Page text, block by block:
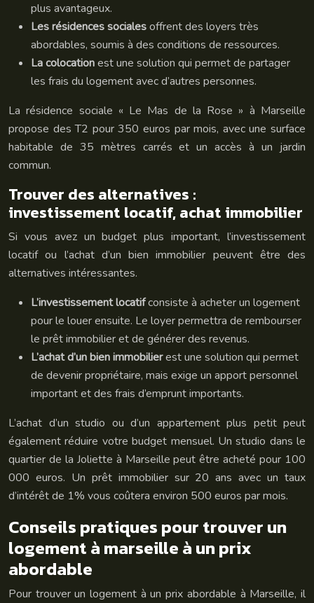
plus avantageux.
Les résidences socialesoffrent des loyers très
abordables, soumis à des conditions de ressources.
La colocationest une solution qui permet de partager
les frais du logement avec d’autres personnes.
La résidence sociale « Le Mas de la Rose » à Marseille
propose des T2 pour 350 euros par mois, avec une surface
habitable de 35 mètres carrés et un accès à un jardin
commun.
Trouver des alternatives :
investissement locatif, achat immobilier
Si vous avez un budget plus important, l’investissement
locatif ou l’achat d’un bien immobilier peuvent être des
alternatives intéressantes.
L’investissement locatifconsiste à acheter un logement
pour le louer ensuite. Le loyer permettra de rembourser
le prêt immobilier et de générer des revenus.
L’achat d’un bien immobilierest une solution qui permet
de devenir propriétaire, mais exige un apport personnel
important et des frais d’emprunt importants.
L’achat d’un studio ou d’un appartement plus petit peut
également réduire votre budget mensuel. Un studio dans le
quartier de la Joliette à Marseille peut être acheté pour 100
000 euros. Un prêt immobilier sur 20 ans avec un taux
d’intérêt de 1% vous coûtera environ 500 euros par mois.
Conseils pratiques pour trouver un
logement à marseille à un prix
abordable
Pour trouver un logement à un prix abordable à Marseille, il